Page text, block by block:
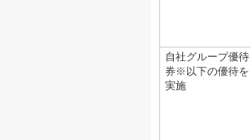
自社グループ優待
券※以下の優待を
実施